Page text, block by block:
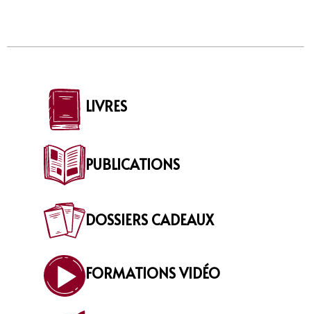
LIVRES
PUBLICATIONS
DOSSIERS CADEAUX
FORMATIONS VIDÉO